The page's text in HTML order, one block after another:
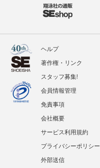
ヘルプ
著作権・リンク
スタッフ募集!
会員情報管理
免責事項
会社概要
サービス利用規約
プライバシーポリシー
外部送信